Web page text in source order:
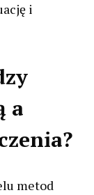
i
a
metod